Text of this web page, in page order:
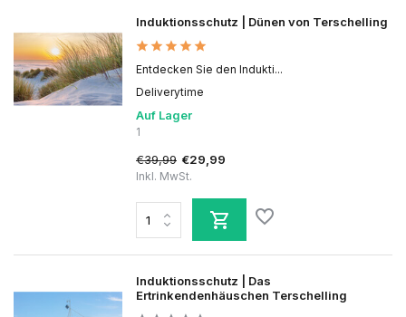
Induktionsschutz | Dünen von Terschelling
Entdecken Sie den Indukti...
Deliverytime
Auf Lager
1
€39,99 €29,99
Inkl. MwSt.
Induktionsschutz | Das
Ertrinkendenhäuschen Terschelling